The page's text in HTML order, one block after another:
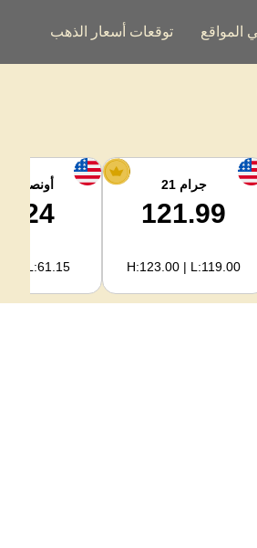
المواقع توقعات أسعار الذهب
جرام 21
121.99
H:123.00 | L:119.00
أونصة
63.24
| L:61.15